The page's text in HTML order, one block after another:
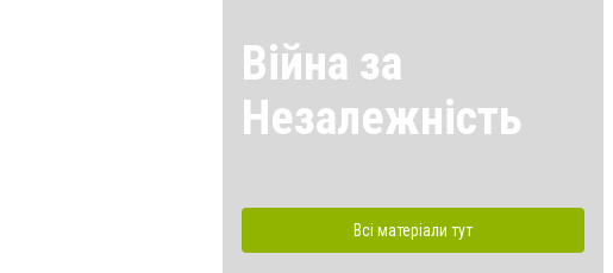
Війна за
Незалежність
Всі матеріали тут